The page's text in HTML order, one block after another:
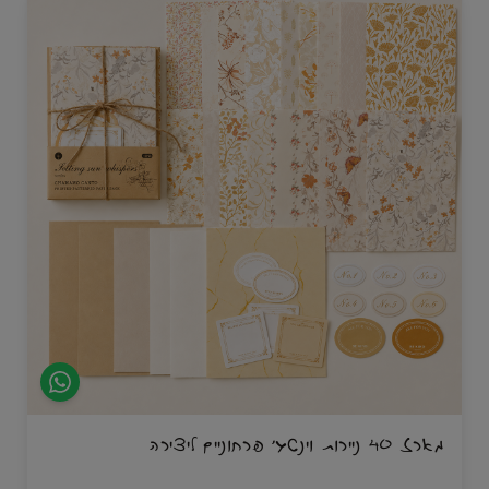
מארז 40 ניירות וינטג׳ פרחוניים ליצירה